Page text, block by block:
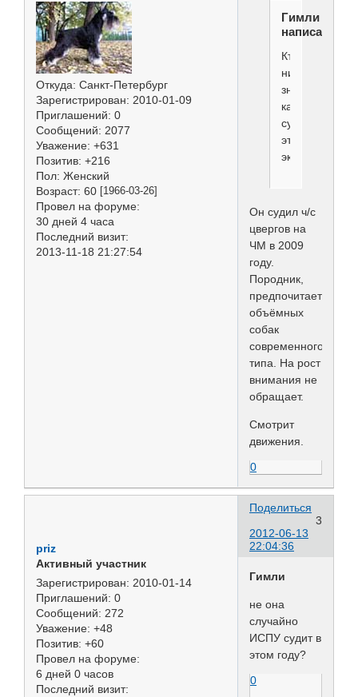
Откуда: Санкт-Петербург
Зарегистрирован: 2010-01-09
Приглашений: 0
Сообщений: 2077
Уважение: +631
Позитив: +216
Пол: Женский
Возраст: 60 [1966-03-26]
Провел на форуме:
30 дней 4 часа
Последний визит:
2013-11-18 21:27:54
Гимли
написал(а):
Кто
нибудь
знает,
как
судит
этот
эксперт?
Он судил ч/с
цвергов на
ЧМ в 2009
году.
Породник,
предпочитает
объёмных
собак
современного
типа. На рост
внимания не
обращает.
Смотрит
движения.
0
Поделиться
3
2012-06-13
22:04:36
priz
Активный участник
Зарегистрирован: 2010-01-14
Приглашений: 0
Сообщений: 272
Уважение: +48
Позитив: +60
Провел на форуме:
6 дней 0 часов
Последний визит:
Гимли
не она
случайно
ИСПУ судит в
этом году?
0